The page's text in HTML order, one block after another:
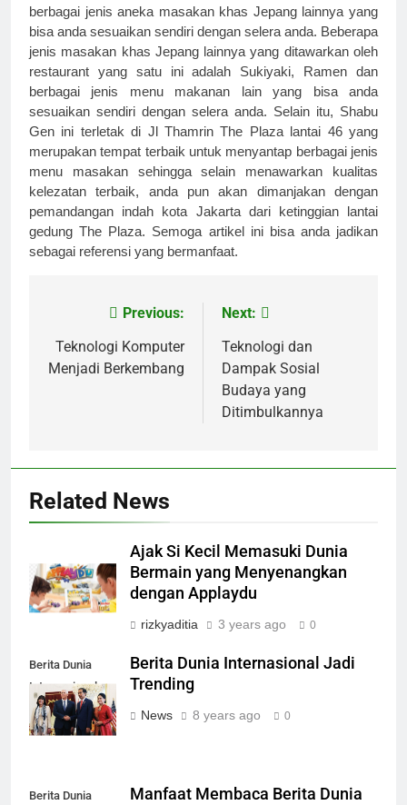
berbagai jenis aneka masakan khas Jepang lainnya yang
bisa anda sesuaikan sendiri dengan selera anda. Beberapa
jenis masakan khas Jepang lainnya yang ditawarkan oleh
restaurant yang satu ini adalah Sukiyaki, Ramen dan
berbagai jenis menu makanan lain yang bisa anda
sesuaikan sendiri dengan selera anda. Selain itu, Shabu
Gen ini terletak di Jl Thamrin The Plaza lantai 46 yang
merupakan tempat terbaik untuk menyantap berbagai jenis
menu masakan sehingga selain menawarkan kualitas
kelezatan terbaik, anda pun akan dimanjakan dengan
pemandangan indah kota Jakarta dari ketinggian lantai
gedung The Plaza. Semoga artikel ini bisa anda jadikan
sebagai referensi yang bermanfaat.
navigation
Previous:
Teknologi Komputer
Menjadi Berkembang
Next:
Teknologi dan
Dampak Sosial
Budaya yang
Ditimbulkannya
Related News
Ajak Si Kecil Memasuki Dunia
Bermain yang Menyenangkan
dengan Applaydu
rizkyaditia 3 years ago 0
Berita Dunia
Internasional
Berita Dunia Internasional Jadi
Trending
News 8 years ago 0
Berita Dunia
Manfaat Membaca Berita Dunia